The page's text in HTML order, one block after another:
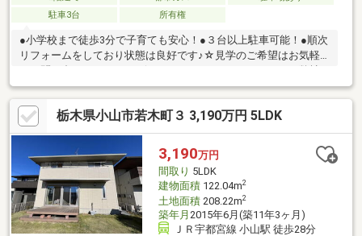
駐車3台
所有権
●小学校まで徒歩3分で子育ても安心！●３台以上駐車可能！●順次
リフォームをしており状態は良好です♪☆見学のご希望はお気軽
にお問い合わせください♪☆リフォーム・リノベーションも弊社
でご提案いたします。また、リフォーム等も住宅ローンに含めて
借り入れ可能ですのでご相談下さい！☆住宅ローンのご不安や、
資金計画等のご相談もお任せ下さい！全力でサポートいたしま
す！
栃木県小山市若木町３ 3,190万円 5LDK
3,190万円
間取り 5LDK
建物面積122.04m2
土地面積208.22m2
築年月 2015年6月(築11年3ヶ月)
ＪＲ宇都宮線 小山駅 徒歩28分